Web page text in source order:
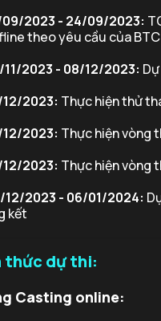
09/2023 - 24/09/2023:
theo yêu cầu của BTC
11/2023 - 08/12/2023:
12/2023: Thực hiện thử
12/2023: Thực hiện vòng
12/2023: Thực hiện vòng
12/2023 - 06/01/2024:
kết
thức dự thi:
Casting online: